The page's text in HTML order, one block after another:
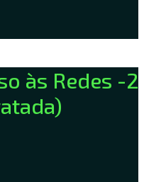
às Redes -